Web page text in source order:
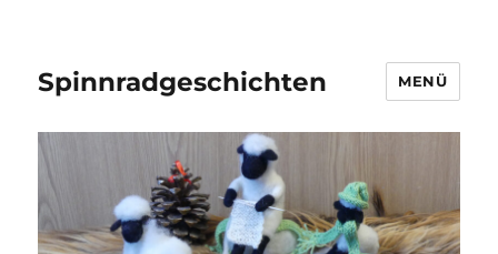
Spinnradgeschichten MENÜ